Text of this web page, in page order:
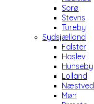
Sorø
Stevns
Tureby
Sydsjælland
Falster
Haslev
Hunseby
Lolland
Næstved
Møn